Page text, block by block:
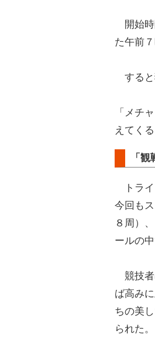
開始時
た午前
すると
「メチ
えてくる
「
トライ
今回も
８周）
ールの
競技者
ば高み
ちの美
られた。